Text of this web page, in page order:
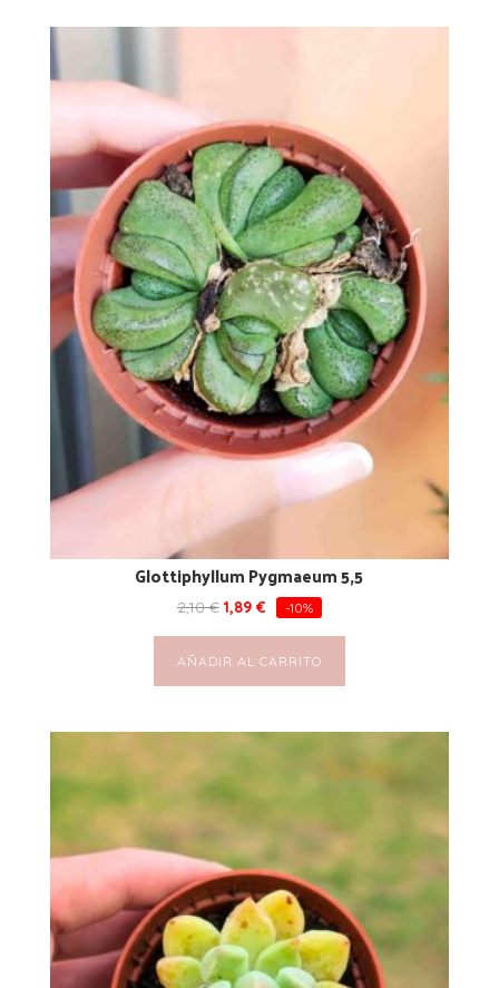
Glottiphyllum Pygmaeum 5,5
2,10€ 1,89 € -10%
AÑADIR AL CARRITO